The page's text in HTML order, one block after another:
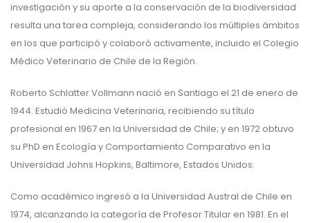
investigación y su aporte a la conservación de la biodiversidad
resulta una tarea compleja, considerando los múltiples ámbitos
en los que participó y colaboró activamente, incluido el Colegio
Médico Veterinario de Chile de la Región.
Roberto Schlatter Vollmann nació en Santiago el 21 de enero de
1944. Estudió Medicina Veterinaria, recibiendo su título
profesional en 1967 en la Universidad de Chile; y en 1972 obtuvo
su PhD en Ecología y Comportamiento Comparativo en la
Universidad Johns Hopkins, Baltimore, Estados Unidos.
Como académico ingresó a la Universidad Austral de Chile en
1974, alcanzando la categoría de Profesor Titular en 1981. En el